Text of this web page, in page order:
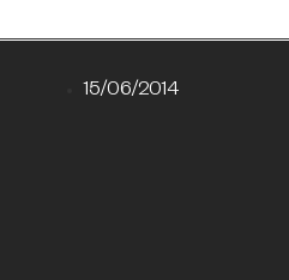
15/06/2014